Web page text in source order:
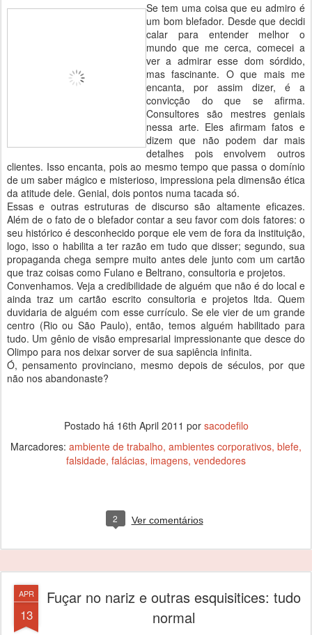
Se tem uma coisa que eu admiro é
um bom blefador. Desde que decidi
calar para entender melhor o
mundo que me cerca, comecei a
ver a admirar esse dom sórdido,
mas fascinante. O que mais me
encanta, por assim dizer, é a
convicção do que se afirma.
Consultores são mestres geniais
nessa arte. Eles afirmam fatos e
dizem que não podem dar mais
detalhes pois envolvem outros
clientes. Isso encanta, pois ao mesmo tempo que passa o domínio
de um saber mágico e misterioso, impressiona pela dimensão ética
da atitude dele. Genial, dois pontos numa tacada só.
Essas e outras estruturas de discurso são altamente eficazes.
Além de o fato de o blefador contar a seu favor com dois fatores: o
seu histórico é desconhecido porque ele vem de fora da instituição,
logo, isso o habilita a ter razão em tudo que disser; segundo, sua
propaganda chega sempre muito antes dele junto com um cartão
que traz coisas como Fulano e Beltrano, consultoria e projetos.
Convenhamos. Veja a credibilidade de alguém que não é do local e
ainda traz um cartão escrito consultoria e projetos ltda. Quem
duvidaria de alguém com esse currículo. Se ele vier de um grande
centro (Rio ou São Paulo), então, temos alguém habilitado para
tudo. Um gênio de visão empresarial impressionante que desce do
Olimpo para nos deixar sorver de sua sapiência infinita.
Ó, pensamento provinciano, mesmo depois de séculos, por que
não nos abandonaste?
Postado há 16th April 2011 por sacodefilo
Marcadores: ambiente de trabalho ambientes corporativos blefe
falsidade falácias imagens vendedores
2 Ver comentários
APR
13
Fuçar no nariz e outras esquisitices: tudo
normal